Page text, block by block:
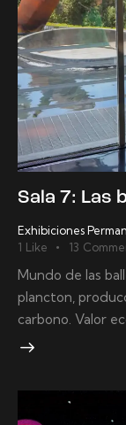
Sala 7: Las
Exhibiciones
1 Like 13
Mundo de las
plancton,
carbono. Valor